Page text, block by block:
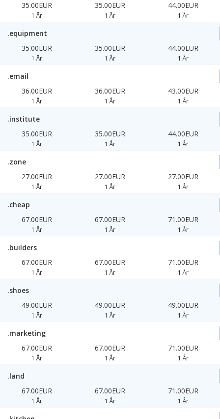
35.00EUR
1 År
35.00EUR
1 År
44.00EUR
1 År
.equipment
35.00EUR
1 År
35.00EUR
1 År
44.00EUR
1 År
.email
36.00EUR
1 År
36.00EUR
1 År
43.00EUR
1 År
.institute
35.00EUR
1 År
35.00EUR
1 År
44.00EUR
1 År
.zone
27.00EUR
1 År
27.00EUR
1 År
27.00EUR
1 År
.cheap
67.00EUR
1 År
67.00EUR
1 År
71.00EUR
1 År
.builders
67.00EUR
1 År
67.00EUR
1 År
71.00EUR
1 År
.shoes
49.00EUR
1 År
49.00EUR
1 År
49.00EUR
1 År
.marketing
67.00EUR
1 År
67.00EUR
1 År
71.00EUR
1 År
.land
67.00EUR
1 År
67.00EUR
1 År
71.00EUR
1 År